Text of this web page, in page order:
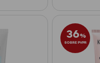
36%
SOBRE PVPR